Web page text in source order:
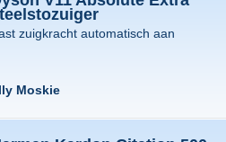
zuigkracht automatisch aan
Moskie